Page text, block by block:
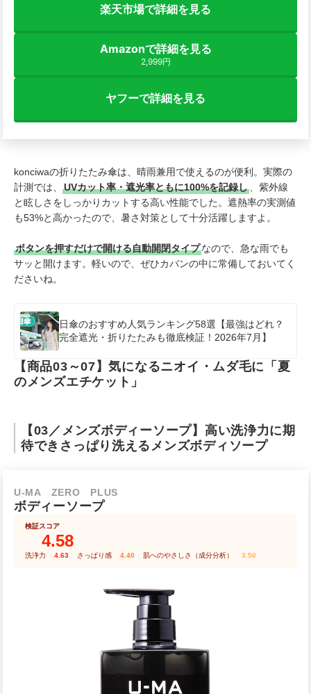
楽天市場で詳細を見る
Amazonで詳細を見る
2,999円
ヤフーで詳細を見る
konciwaの折りたたみ傘は、晴雨兼用で使えるのが便利。実際の
計測では、
UVカット率・遮光率ともに100%を記録し
、紫外線
と眩しさをしっかりカットする高い性能でした。遮熱率の実測値
も53%と高かったので、暑さ対策として十分活躍しますよ。
ボタンを押すだけで開ける自動開閉タイプなので、急な雨でも
サッと開けます。軽いので、ぜひカバンの中に常備しておいてく
ださいね。
日傘のおすすめ人気ランキング58選【最強はどれ？
完全遮光・折りたたみも徹底検証！2026年7月】
【商品03～07】気になるニオイ・ムダ毛に「夏
のメンズエチケット」
【03／メンズボディーソープ】高い洗浄力に期
待できさっぱり洗えるメンズボディソープ
U-MA ZERO PLUS
ボディーソープ
検証スコア
4.58
洗浄力 4.63 さっぱり感 4.40 肌へのやさしさ（成分分析） 3.50